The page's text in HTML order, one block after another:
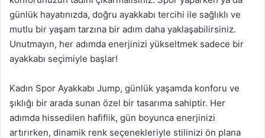
günlük hayatınızda, doğru ayakkabı tercihi ile sağlıklı ve
mutlu bir yaşam tarzına bir adım daha yaklaşabilirsiniz.
Unutmayın, her adımda enerjinizi yükseltmek sadece bir
ayakkabı seçimiyle başlar!
Kadın Spor Ayakkabı Jump, günlük yaşamda konforu ve
şıklığı bir arada sunan özel bir tasarıma sahiptir. Her
adımda hissedilen hafiflik, gün boyunca enerjinizi
artırırken, dinamik renk seçenekleriyle stilinizi ön plana